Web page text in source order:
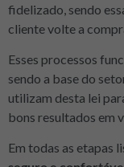
fidelizado, sendo
cliente volte a
Esses processos
sendo a base do
utilizam desta lei
bons resultados em
Em todas as etapas